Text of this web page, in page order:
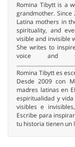
Romina Tibytt is a
grandmother.
Latina mothers in
spirituality, and
visible and invisible
She writes to
voice and
Romina Tibytt es
Desde 2009 con
madres latinas en
espiritualidad y
visibles e
Escribe para
tu historia tienen un